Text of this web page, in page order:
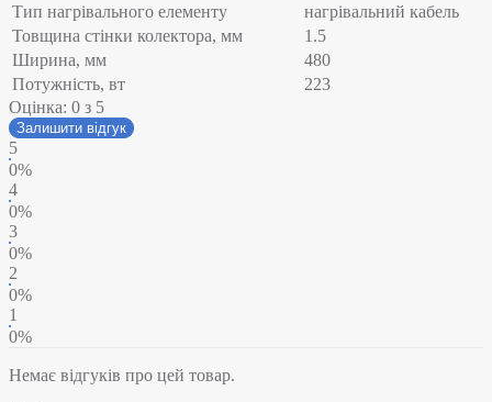
Тип нагрівального елементу
нагрівальний кабель
Товщина стінки колектора, мм
1.5
Ширина, мм
480
Потужність, вт
223
Оцінка: 0 з 5
Залишити відгук
5
0%
4
0%
3
0%
2
0%
1
0%
Немає відгуків про цей товар.